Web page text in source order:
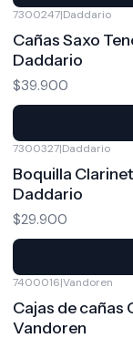
7300247|Daddario
Cañas Saxo
Daddario
$39.900
7300327|Daddario
Boquilla
Daddario
$29.900
7400016|Vandoren
Cajas de cañas
Vandoren